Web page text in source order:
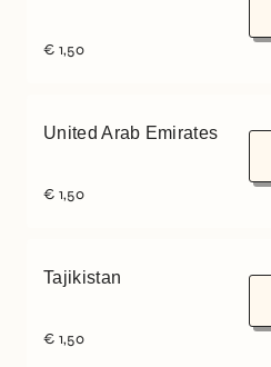
€ 1,50
United Arab Emirates
€ 1,50
Tajikistan
€ 1,50